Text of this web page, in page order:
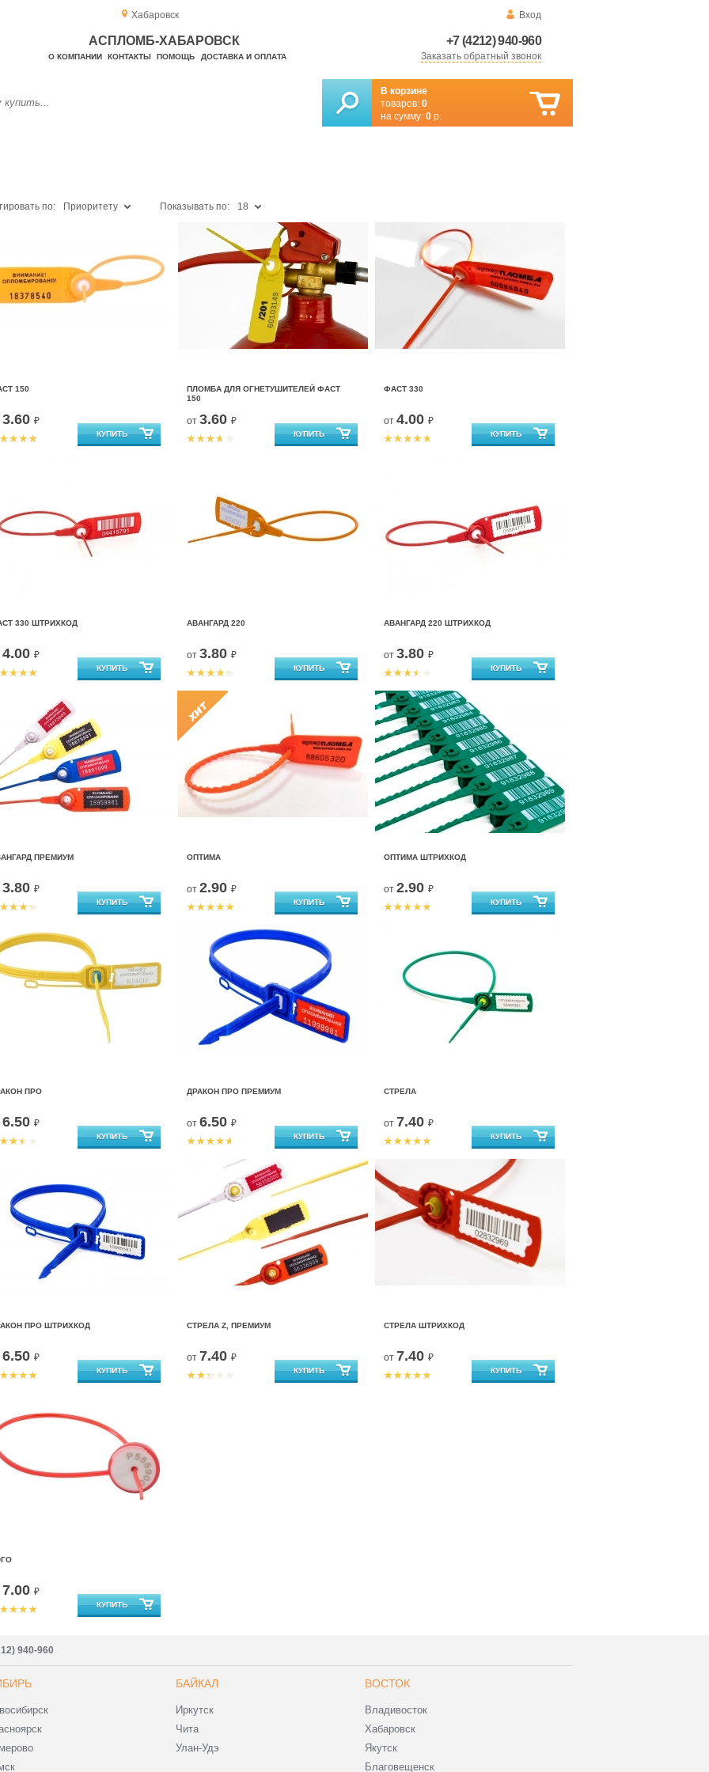
Хабаровск Вход
+7 (4212) 940-960
Заказать обратный звонок
АСПЛОМБ-ХАБАРОВСК
О КОМПАНИИ КОНТАКТЫ ПОМОЩЬ ДОСТАВКА И ОПЛАТА
В корзине
товаров: 0
на сумму: 0 р.
по: Приоритету Показывать по: 18
150
3.60 ₽
ПЛОМБА ДЛЯ ОГНЕТУШИТЕЛЕЙ ФАСТ
150
от 3.60 ₽
ФАСТ 330
от 4.00 ₽
330 ШТРИХКОД
4.00 ₽
АВАНГАРД 220
от 3.80 ₽
АВАНГАРД 220 ШТРИХКОД
от 3.80 ₽
ПРЕМИУМ
3.80 ₽
ОПТИМА
от 2.90 ₽
ОПТИМА ШТРИХКОД
от 2.90 ₽
ПРО
6.50 ₽
ДРАКОН ПРО ПРЕМИУМ
от 6.50 ₽
СТРЕЛА
от 7.40 ₽
ПРО ШТРИХКОД
6.50 ₽
СТРЕЛА Z, ПРЕМИУМ
от 7.40 ₽
СТРЕЛА ШТРИХКОД
от 7.40 ₽
7.00 ₽
940-960
БАЙКАЛ
Иркутск
Чита
Улан-Удэ
ВОСТОК
Владивосток
Хабаровск
Якутск
Благовещенск